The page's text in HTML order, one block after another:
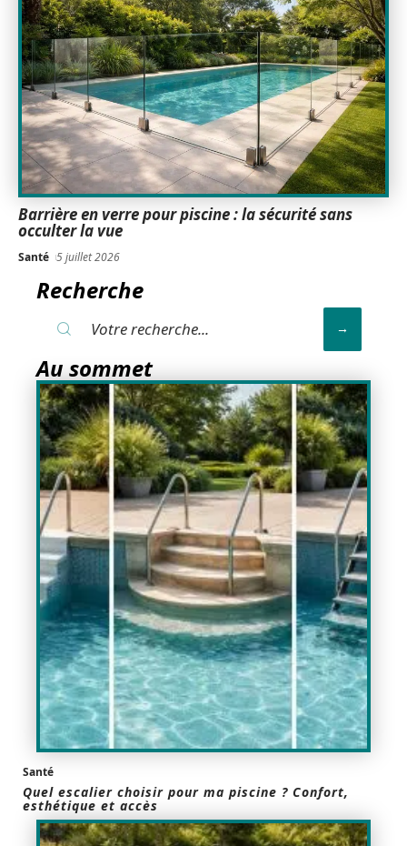
Barrière en verre pour piscine : la sécurité sans
occulter la vue
Santé 5 juillet 2026
Recherche
Au sommet
Santé
Quel escalier choisir pour ma piscine ? Confort,
esthétique et accès